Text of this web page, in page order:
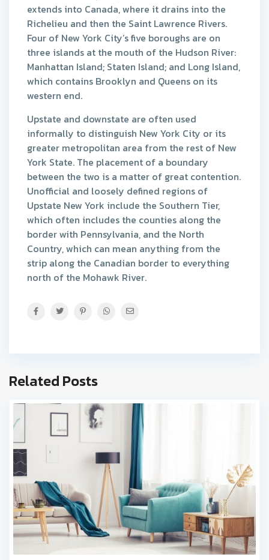
extends into Canada, where it drains into the
Richelieu and then the Saint Lawrence Rivers.
Four of New York City’s five boroughs are on
three islands at the mouth of the Hudson River:
Manhattan Island; Staten Island; and Long Island,
which contains Brooklyn and Queens on its
western end.
Upstate and downstate are often used
informally to distinguish New York City or its
greater metropolitan area from the rest of New
York State. The placement of a boundary
between the two is a matter of great contention.
Unofficial and loosely defined regions of
Upstate New York include the Southern Tier,
which often includes the counties along the
border with Pennsylvania, and the North
Country, which can mean anything from the
strip along the Canadian border to everything
north of the Mohawk River.
Related Posts